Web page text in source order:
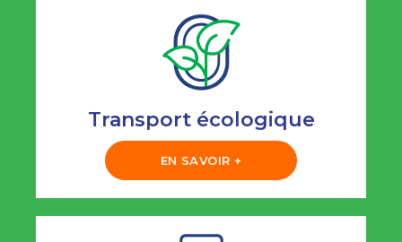
Transport écologique
EN SAVOIR +